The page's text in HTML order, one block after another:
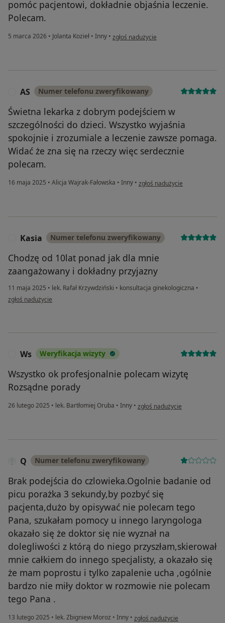
pomóc pacjentowi, dokładnie objaśnia leczenie.
Polecam.
5 marca 2026 • Jolanta Kozieł • Inny • w opinii użytkownika Marta.
zgłoś nadużycie
AS Numer telefonu zweryfikowany
Świetna lekarka z dobrym podejściem w
szczególności do dzieci. Wszystko wyjaśnia
spokojnie i zrozumiale a leczenie zawsze pomaga.
Widać że zna się na rzeczy więc serdecznie
polecam.
16 maja 2025 • Alicja Wajrak-Fałowska • Inny • w opinii użytkownika AS
zgłoś nadużycie
Kasia Numer telefonu zweryfikowany
Chodzę od 10lat ponad jak dla mnie
zaangażowany i dokładny przyjazny
11 maja 2025 • lek. Rafał Krzywdziński • konsultacja ginekologiczna •
w opinii użytkownika Kasia
zgłoś nadużycie
Ws Weryfikacja wizyty
Wszystko ok profesjonalnie polecam wizytę
Rozsądne porady
26 lutego 2025 • lek. Bartłomiej Oruba • Inny • w opinii użytkownika Ws
zgłoś nadużycie
Q Numer telefonu zweryfikowany
Brak podejścia do czlowieka.Ogolnie badanie od
picu porażka 3 sekundy,by pozbyć się
pacjenta,dużo by opisywać nie polecam tego
Pana, szukałam pomocy u innego laryngologa
okazało się że doktor się nie wyznał na
dolegliwości z którą do niego przyszłam,skierował
mnie całkiem do innego specjalisty, a okazało się
że mam poprostu i tylko zapalenie ucha ,ogólnie
bardzo nie miły doktor w rozmowie nie polecam
tego Pana .
13 lutego 2025 • lek. Zbigniew Moroz • Inny • w opinii użytkownika Q
zgłoś nadużycie